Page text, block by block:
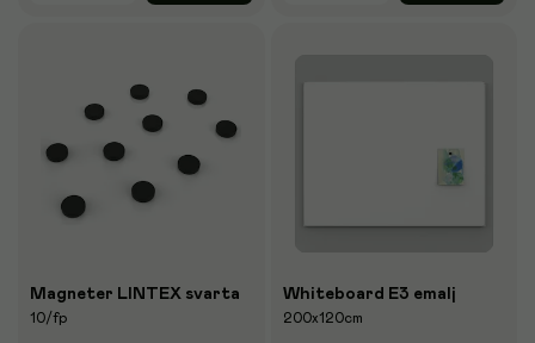
Magneter LINTEX svarta
10/fp
Whiteboard E3 emalj
200x120cm